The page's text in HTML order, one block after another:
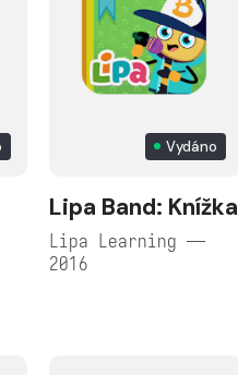
Vydáno
Lipa Band: Knížka
Lipa Learning —
2016